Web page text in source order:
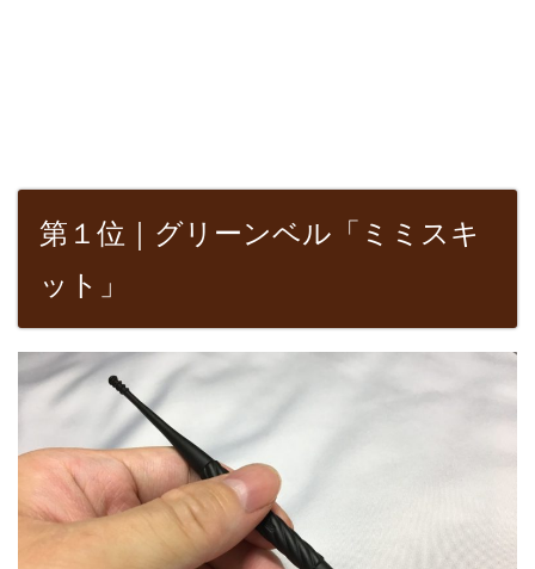
第１位｜グリーンベル「ミミスキ
ット」